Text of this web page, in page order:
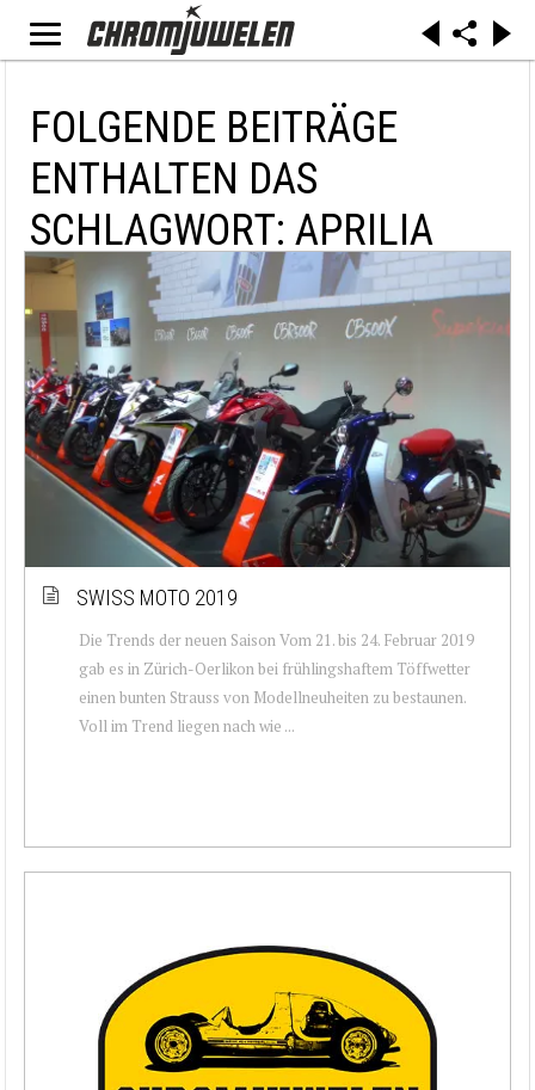
FOLGENDE BEITRÄGE
ENTHALTEN DAS
SCHLAGWORT: APRILIA
SWISS MOTO 2019
Die Trends der neuen Saison Vom 21. bis 24. Februar 2019
gab es in Zürich-Oerlikon bei frühlingshaftem Töffwetter
einen bunten Strauss von Modellneuheiten zu bestaunen.
Voll im Trend liegen nach wie ...